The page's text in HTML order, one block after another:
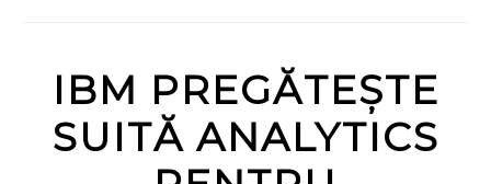
IBM PREGĂTEȘTE
SUITĂ ANALYTICS